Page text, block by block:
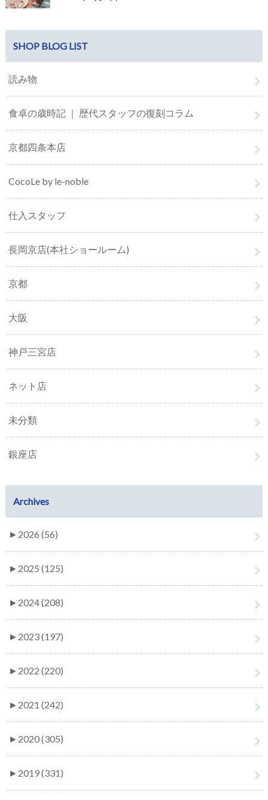
SHOP BLOG LIST
読み物
食卓の歳時記 ｜ 歴代スタッフの復刻コラム
京都四条本店
CocoLe by le-noble
仕入スタッフ
長岡京店(本社ショールーム)
京都
大阪
神戸三宮店
ネット店
未分類
銀座店
Archives
► 2026 (56)
► 2025 (125)
► 2024 (208)
► 2023 (197)
► 2022 (220)
► 2021 (242)
► 2020 (305)
► 2019 (331)